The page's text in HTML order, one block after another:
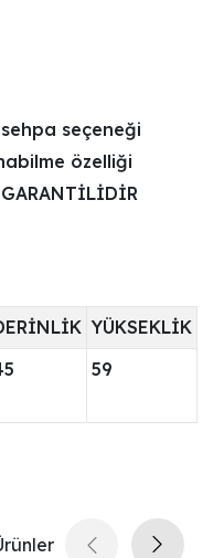
seçeneği
özelliği
YÜKSEKLİK
59